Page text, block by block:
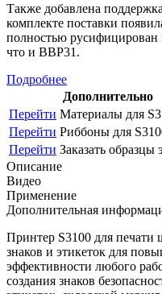
Также добавлена
комплекте поставки
полностью русифицирован
что и ВВР31.
Подробнее
Дополнительно
Перейти Материалы для
Перейти Риббоны для
Перейти Заказать образцы
Описание
Видео
Применение
Дополнительная
Принтер S3100 для печати
знаков и этикеток для
эффективности любого
создания знаков